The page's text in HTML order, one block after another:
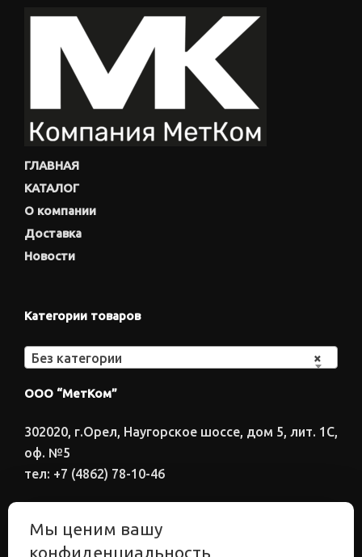
ГЛАВНАЯ
КАТАЛОГ
О компании
Доставка
Новости
Категории товаров
×
Без категории
ООО “МетКом”
302020, г.Орел, Наугорское шоссе, дом 5, лит. 1С,
оф. №5
тел: +7 (4862) 78-10-46
Электронный адрес
Мы ценим вашу
конфиденциальность